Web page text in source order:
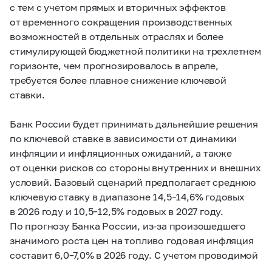
с тем с учетом прямых и вторичных эффектов
от временного сокращения производственных
возможностей в отдельных отраслях и более
стимулирующей бюджетной политики на трехлетнем
горизонте, чем прогнозировалось в апреле,
требуется более плавное снижение ключевой
ставки.
Банк России будет принимать дальнейшие решения
по ключевой ставке в зависимости от динамики
инфляции и инфляционных ожиданий, а также
от оценки рисков со стороны внутренних и внешних
условий. Базовый сценарий предполагает среднюю
ключевую ставку в диапазоне 14,5–14,6% годовых
в 2026 году и 10,5–12,5% годовых в 2027 году.
По прогнозу Банка России, из-за произошедшего
значимого роста цен на топливо годовая инфляция
составит 6,0–7,0% в 2026 году. С учетом проводимой